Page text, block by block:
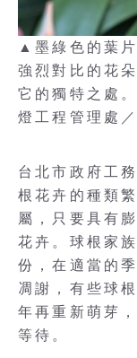
▲墨綠色的葉
強烈對比的花
它的獨特之處
燈工程管理處
台北市政府工
根花卉的種類
屬，只要具有
花卉。球根家
份，在適當的
凋謝，有些球
年再重新萌芽
等待。